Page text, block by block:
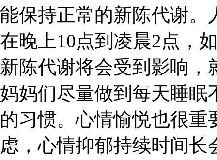
能保持正常的新陈代谢。
在晚上10点到凌晨2点，
新陈代谢将会受到影响
妈妈们尽量做到每天睡眠
的习惯。心情愉悦也很
虑，心情抑郁持续时间长